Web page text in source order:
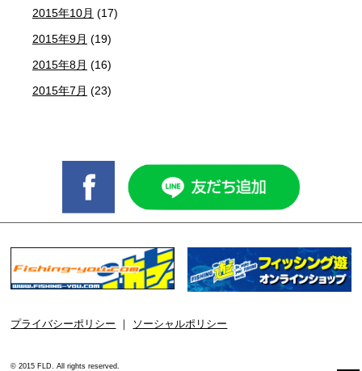
2015年10月 (17)
2015年9月 (19)
2015年8月 (16)
2015年7月 (23)
プライバシーポリシー ソーシャルポリシー
© 2015 FLD. All rights reserved.